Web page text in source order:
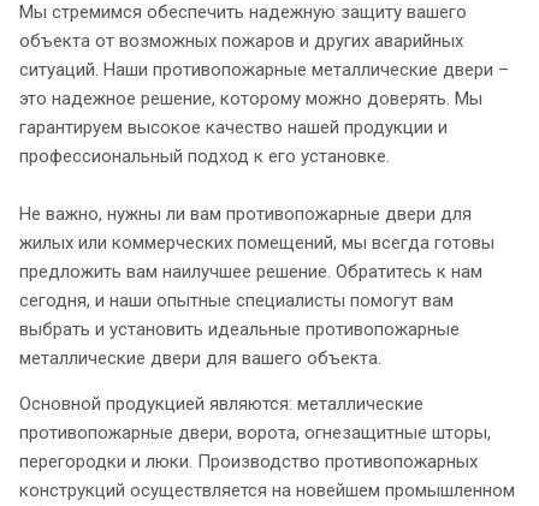
Мы стремимся обеспечить надежную защиту вашего
объекта от возможных пожаров и других аварийных
ситуаций. Наши противопожарные металлические двери –
это надежное решение, которому можно доверять. Мы
гарантируем высокое качество нашей продукции и
профессиональный подход к его установке.
Не важно, нужны ли вам противопожарные двери для
жилых или коммерческих помещений, мы всегда готовы
предложить вам наилучшее решение. Обратитесь к нам
сегодня, и наши опытные специалисты помогут вам
выбрать и установить идеальные противопожарные
металлические двери для вашего объекта.
Основной продукцией являются: металлические
противопожарные двери, ворота, огнезащитные шторы,
перегородки и люки. Производство противопожарных
конструкций осуществляется на новейшем промышленном